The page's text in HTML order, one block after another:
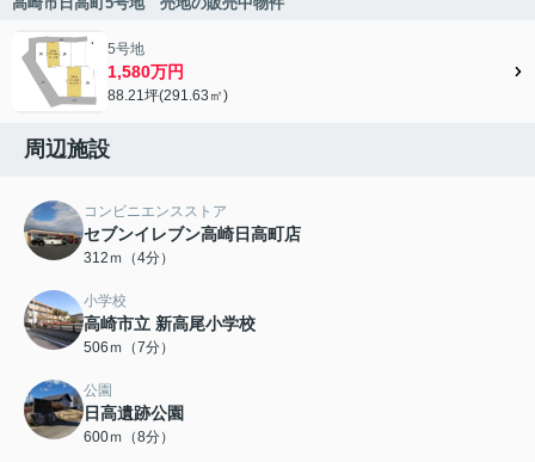
5号地
1,580万円
88.21坪(291.63㎡)
周辺施設
コンビニエンスストア
セブンイレブン高崎日高町店
312ｍ（4分）
小学校
高崎市立 新高尾小学校
506ｍ（7分）
公園
日高遺跡公園
600ｍ（8分）